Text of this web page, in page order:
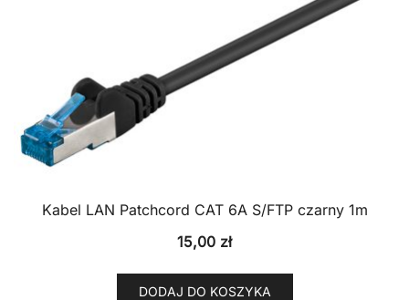
Kabel LAN Patchcord CAT 6A S/FTP czarny 1m
15,00 zł
DODAJ DO KOSZYKA